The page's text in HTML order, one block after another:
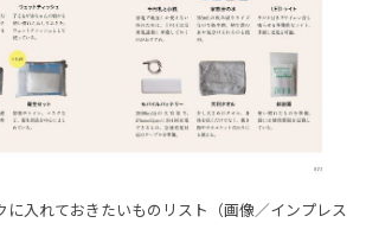
に入れておきたいものリスト（画像／インプレス